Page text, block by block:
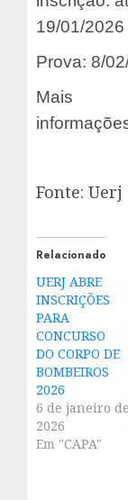
19/01/2026
Prova: 8/
Mais
Fonte: Uerj
Relacionado
UERJ ABRE
INSCRIÇÕES
PARA
CONCURSO
DO CORPO DE
BOMBEIROS
2026
6 de janeiro de
2026
Em "CAPA"